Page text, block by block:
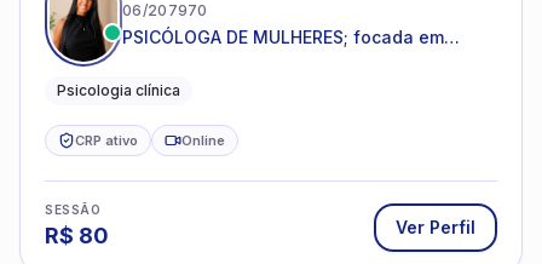
06/207970
PSICÓLOGA DE MULHERES; focada em
dentro da sua realidade.
Psicologia clínica
CRP ativo Online
SESSÃO
R$ 80 Ver Perfil